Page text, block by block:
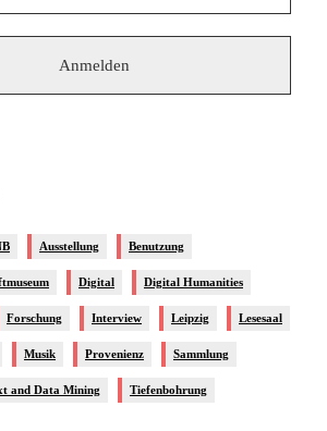
Ausstellung Benutzung
Digital Digital Humanities
Forschung Interview Leipzig Lesesaal
Musik Provenienz Sammlung
and Data Mining Tiefenbohrung